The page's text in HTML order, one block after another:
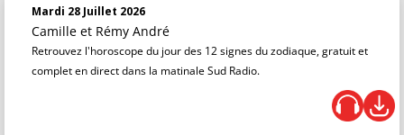
Mardi 28 Juillet 2026
Camille et Rémy André
Retrouvez l'horoscope du jour des 12 signes du zodiaque, gratuit et
complet en direct dans la matinale Sud Radio.